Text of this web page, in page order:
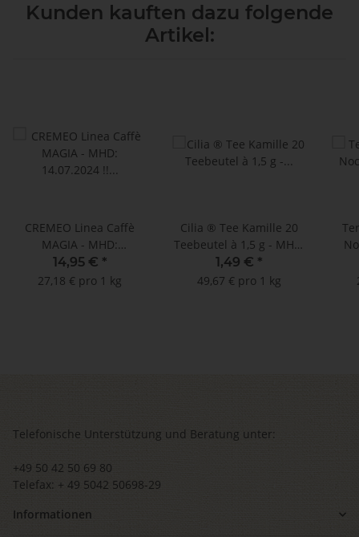
Kunden kauften dazu folgende
Artikel:
CREMEO Linea Caffè
MAGIA - MHD:
14.07.2024 !! (100
Kapseln Nespresso ®
14,95 € *
27,18 € pro 1 kg
Cilia ® Tee Kamille 20
Teebeutel à 1,5 g - MHD:
16.09.2021
1,49 € *
49,67 € pro 1 kg
Telefonische Unterstützung und Beratung unter:
+49 50 42 50 69 80
Telefax: + 49 5042 50698-29
Informationen